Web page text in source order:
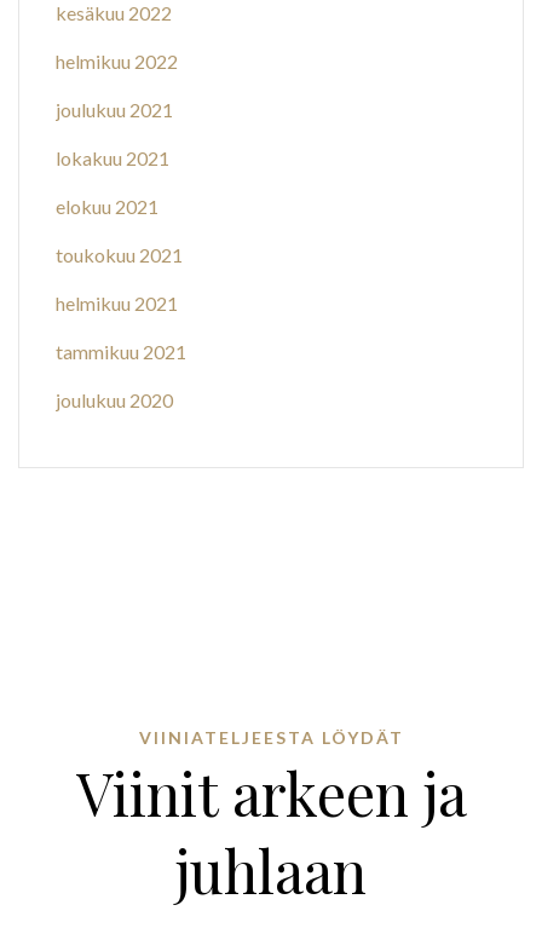
kesäkuu 2022
helmikuu 2022
joulukuu 2021
lokakuu 2021
elokuu 2021
toukokuu 2021
helmikuu 2021
tammikuu 2021
joulukuu 2020
VIINIATELJEESTA LÖYDÄT
Viinit arkeen ja
juhlaan